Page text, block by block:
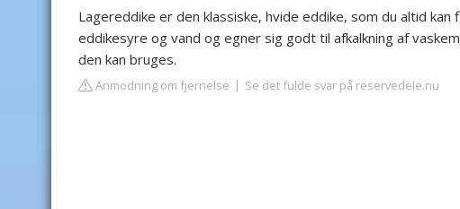
Lagereddike er den klassiske, hvide eddike, som du altid
eddikesyre og vand og egner sig godt til afkalkning af
den kan bruges.
Anmodning om fjernelse Se det fulde svar på reservedele.nu